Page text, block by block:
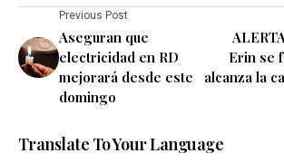
Previous Post
Aseguran que
electricidad en RD
mejorará desde este
domingo
Erin se
alcanza la
Translate To Your Language